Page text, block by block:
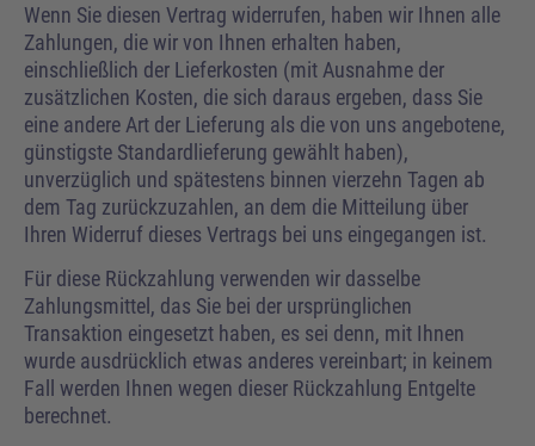
Wenn Sie diesen Vertrag widerrufen, haben wir Ihnen alle
Zahlungen, die wir von Ihnen erhalten haben,
einschließlich der Lieferkosten (mit Ausnahme der
zusätzlichen Kosten, die sich daraus ergeben, dass Sie
eine andere Art der Lieferung als die von uns angebotene,
günstigste Standardlieferung gewählt haben),
unverzüglich und spätestens binnen vierzehn Tagen ab
dem Tag zurückzuzahlen, an dem die Mitteilung über
Ihren Widerruf dieses Vertrags bei uns eingegangen ist.
Für diese Rückzahlung verwenden wir dasselbe
Zahlungsmittel, das Sie bei der ursprünglichen
Transaktion eingesetzt haben, es sei denn, mit Ihnen
wurde ausdrücklich etwas anderes vereinbart; in keinem
Fall werden Ihnen wegen dieser Rückzahlung Entgelte
berechnet.